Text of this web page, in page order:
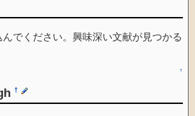
でください。興味深い文献が見つかる
↑
†